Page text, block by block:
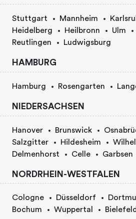
Stuttgart Mannheim
Heidelberg
Heilbronn Ulm
Reutlingen
Ludwigsburg
HAMBURG
Hamburg Rosengarten
NIEDERSACHSEN
Hanover Brunswick
Salzgitter
Hildesheim
Delmenhorst
Celle Garbsen
NORDRHEIN-WESTFALEN
Cologne Düsseldorf
Bochum
Wuppertal Bielefeld